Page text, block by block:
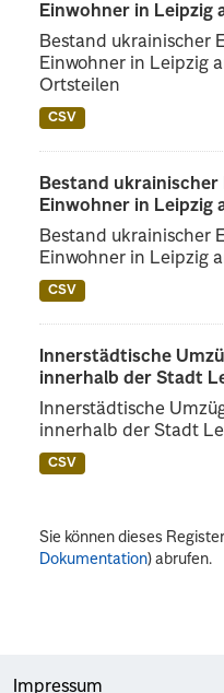
Einwohner in Leipzig
Bestand ukrainischer
Einwohner in Leipzig
Ortsteilen
CSV
Bestand
Einwohner in Leipzig
Bestand ukrainischer
Einwohner in Leipzig
CSV
Innerstädtische
innerhalb der Stadt
Innerstädtische
innerhalb der Stadt
CSV
Sie können dieses
Dokumentation) abrufen.
Impressum